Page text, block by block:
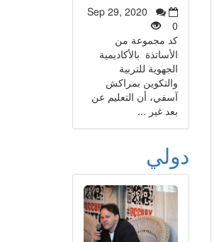
Sep 29, 2020
0
كد مجموعة من
الأساتذة بالأكاديمية
الجهوية للتربية
والتكوين بمراكش
آسفي، أن التعليم عن
بعد غير ...
دولي